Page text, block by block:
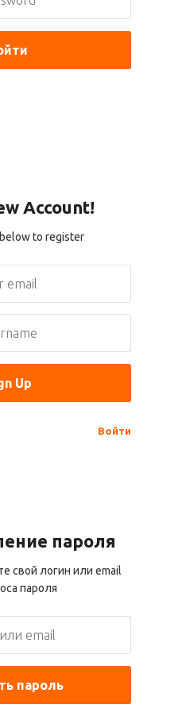
Account!
to register
Войти
пароля
свой логин или email
пароля